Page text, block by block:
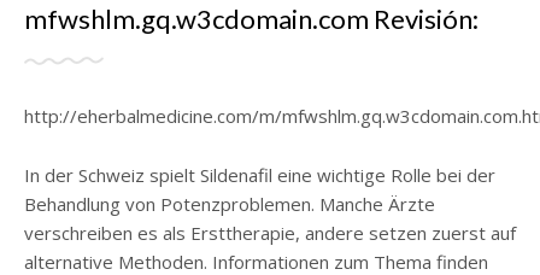
mfwshlm.gq.w3cdomain.com Revisión:
http://eherbalmedicine.com/m/
In der Schweiz spielt Sildenafil eine wichtige Rolle bei der
Behandlung von Potenzproblemen. Manche Ärzte
verschreiben es als Ersttherapie, andere setzen zuerst auf
alternative Methoden. Informationen zum Thema finden